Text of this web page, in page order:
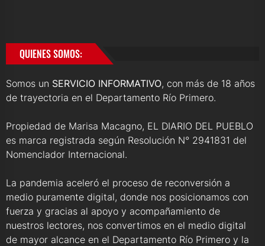
QUIENES SOMOS:
Somos un SERVICIO INFORMATIVO, con más de 18 años
de trayectoria en el Departamento Río Primero.
Propiedad de Marisa Macagno, EL DIARIO DEL PUEBLO
es marca registrada según Resolución N° 2941831 del
Nomenclador Internacional.
La pandemia aceleró el proceso de reconversión a
medio puramente digital, donde nos posicionamos con
fuerza y gracias al apoyo y acompañamiento de
nuestros lectores, nos convertimos en el medio digital
de mayor alcance en el Departamento Río Primero y la